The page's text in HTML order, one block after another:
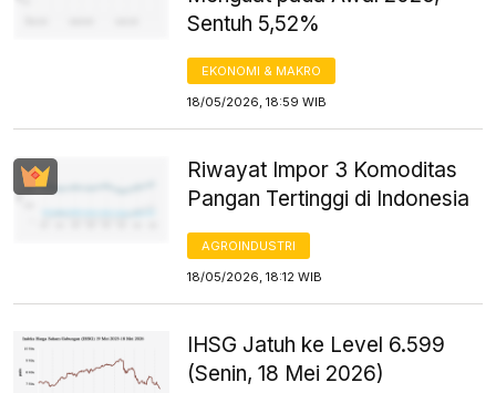
Sentuh 5,52%
EKONOMI & MAKRO
18/05/2026, 18:59 WIB
Riwayat Impor 3 Komoditas
Pangan Tertinggi di Indonesia
AGROINDUSTRI
18/05/2026, 18:12 WIB
IHSG Jatuh ke Level 6.599
(Senin, 18 Mei 2026)